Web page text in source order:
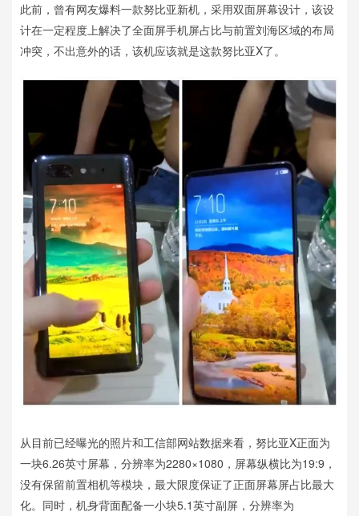
此前，曾有网友爆料一款努比亚新机，采用双面屏幕设计，该设
计在一定程度上解决了全面屏手机屏占比与前置刘海区域的布局
冲突，不出意外的话，该机应该就是这款努比亚X了。
从目前已经曝光的照片和工信部网站数据来看，努比亚X正面为
一块6.26英寸屏幕，分辨率为2280×1080，屏幕纵横比为19:9，
没有保留前置相机等模块，最大限度保证了正面屏幕屏占比最大
化。同时，机身背面配备一小块5.1英寸副屏，分辨率为